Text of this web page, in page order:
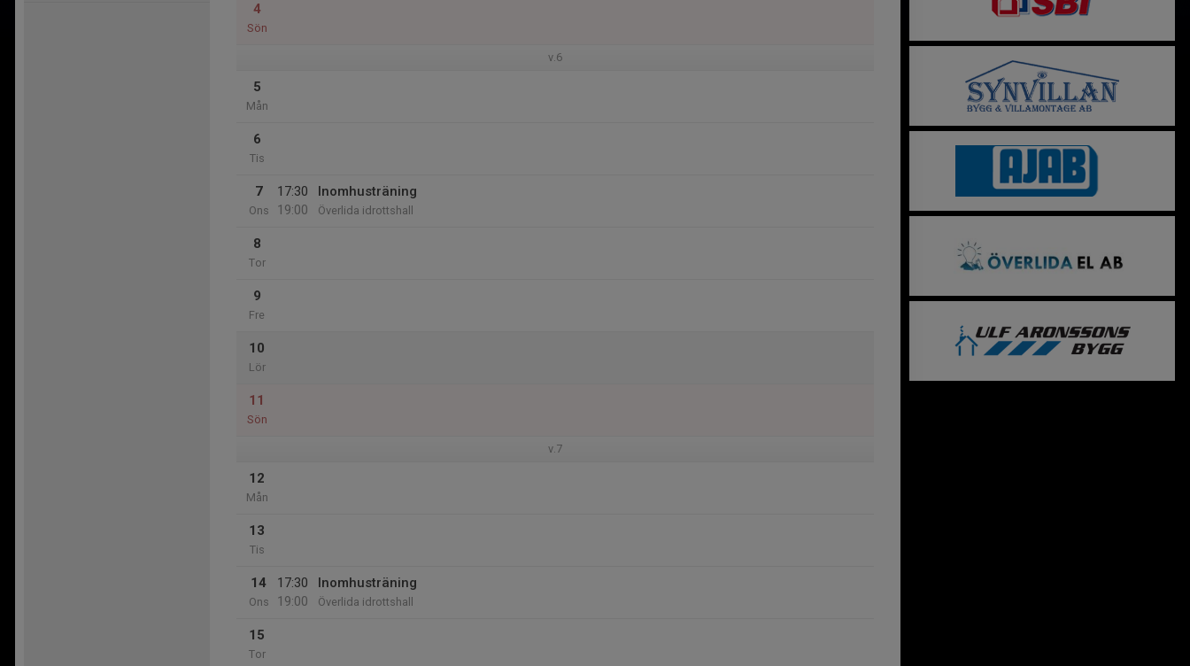
4
Sön
v.6
5
Mån
6
Tis
7
Ons
17:30
19:00
Inomhusträning
Överlida idrottshall
8
Tor
9
Fre
10
Lör
11
Sön
v.7
12
Mån
13
Tis
14
Ons
17:30
19:00
Inomhusträning
Överlida idrottshall
15
Tor